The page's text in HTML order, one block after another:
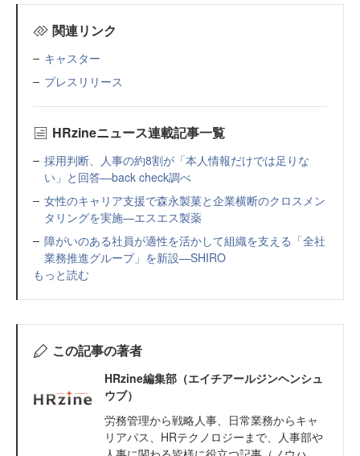
関連リンク
キャスター
プレスリリース
HRzineニュース連載記事一覧
採用判断、人事の約8割が「本人情報だけでは足りな
い」と回答—back check調べ
女性のキャリア支援で森永製菓と企業横断のクロスメン
タリングを実施—エスエス製薬
障がいのある社員が適性を活かして組織を支える「全社
業務推進グループ」を新設—SHIRO
もっと読む
この記事の著者
HRzine編集部（エイチアールジンヘンシュ
ウブ）
労務管理から戦略人事、日常業務からキャ
リアパス、HRテクノロジーまで、人事部や